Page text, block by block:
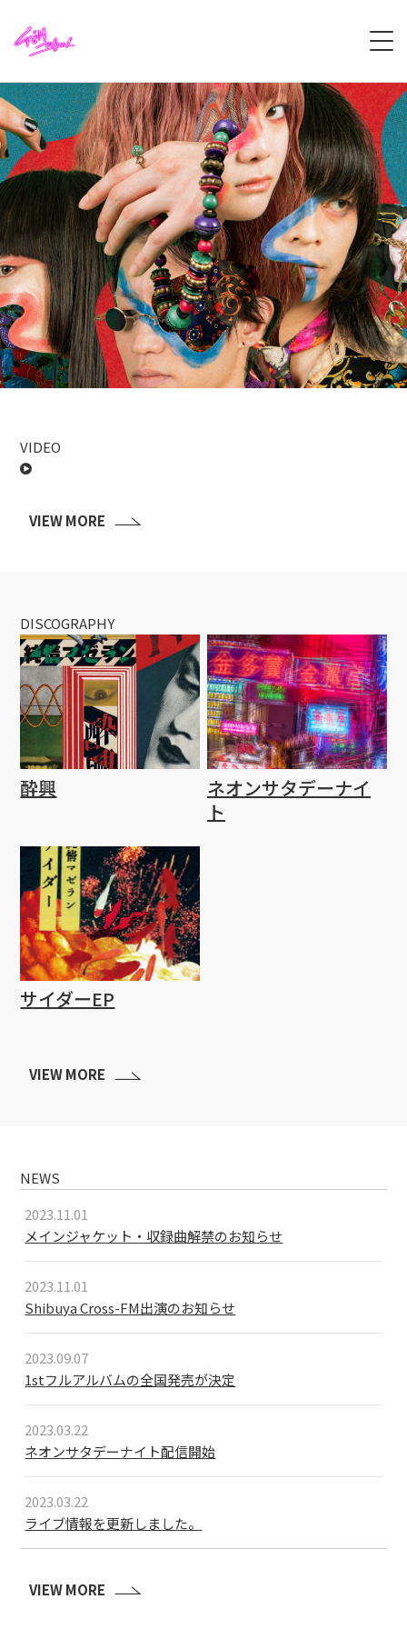
HOME
ABOUT
LIVE
VIDEO
DISCOGRAPHY
CONTACT
VIDEO
VIEW MORE
DISCOGRAPHY
酔興
ネオンサタデーナイ
ト
サイダーEP
VIEW MORE
NEWS
2023.11.01
メインジャケット・収録曲解禁のお知らせ
2023.11.01
Shibuya Cross-FM出演のお知らせ
2023.09.07
1stフルアルバムの全国発売が決定
2023.03.22
ネオンサタデーナイト配信開始
2023.03.22
ライブ情報を更新しました。
VIEW MORE